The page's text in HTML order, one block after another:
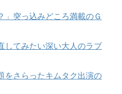
」突っ込みどころ満載のＧ
してみたい深い大人のラブ
をさらったキムタク出演の